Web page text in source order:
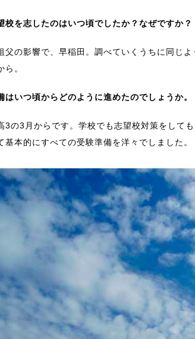
校を志したのはいつ頃でしたか？なぜですか？
の影響で、早稲田。調べていくうちに同じよ
ら。
はいつ頃からどのように進めたのでしょうか。
の3月からです。学校でも志望校対策をして
基本的にすべての受験準備を洋々でしました。